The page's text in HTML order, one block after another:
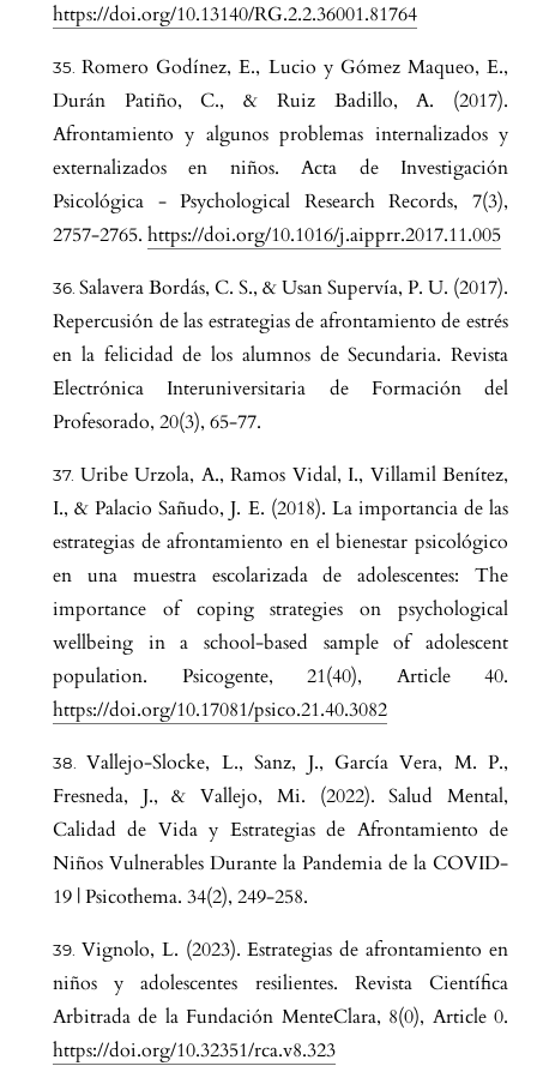
https://doi.org/10.13140/RG.2.2.36001.81764
Romero Godínez, E., Lucio y Gómez Maqueo, E.,
Durán Patiño, C., & Ruiz Badillo, A. (2017).
Afrontamiento y algunos problemas internalizados y
externalizados en niños. Acta de Investigación
Psicológica - Psychological Research Records, 7(3),
2757-2765. https://doi.org/10.1016/j.aipprr.2017.11.005
Salavera Bordás, C. S., & Usan Supervía, P. U. (2017).
Repercusión de las estrategias de afrontamiento de estrés
en la felicidad de los alumnos de Secundaria. Revista
Electrónica Interuniversitaria de Formación del
Profesorado, 20(3), 65-77.
Uribe Urzola, A., Ramos Vidal, I., Villamil Benítez,
I., & Palacio Sañudo, J. E. (2018). La importancia de las
estrategias de afrontamiento en el bienestar psicológico
en una muestra escolarizada de adolescentes: The
importance of coping strategies on psychological
wellbeing in a school-based sample of adolescent
population. Psicogente, 21(40), Article 40.
https://doi.org/10.17081/psico.21.40.3082
Vallejo-Slocke, L., Sanz, J., García Vera, M. P.,
Fresneda, J., & Vallejo, Mi. (2022). Salud Mental,
Calidad de Vida y Estrategias de Afrontamiento de
Niños Vulnerables Durante la Pandemia de la COVID-
19 | Psicothema. 34(2), 249-258.
Vignolo, L. (2023). Estrategias de afrontamiento en
niños y adolescentes resilientes. Revista Científica
Arbitrada de la Fundación MenteClara, 8(0), Article 0.
https://doi.org/10.32351/rca.v8.323